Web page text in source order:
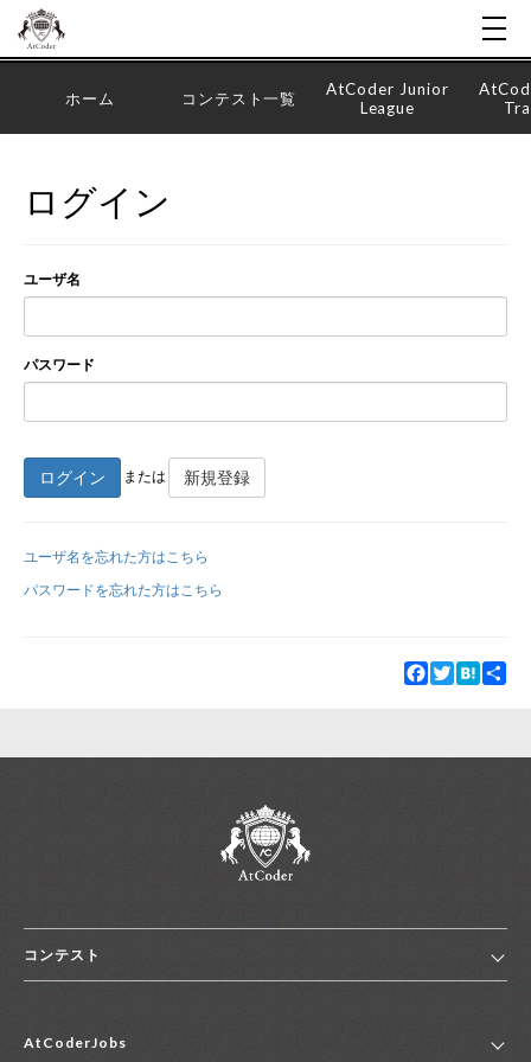
新規登録
ホーム コンテスト一覧
AtCoder Junior
League
ログイン
ユーザ名
パスワード
ログイン または 新規登録
ユーザ名を忘れた方はこちら
パスワードを忘れた方はこちら
Facebook
TwitterHatena
コンテスト
コンテスト一覧
AtCoderJobs